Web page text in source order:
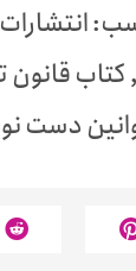
,کتاب قانون
دست